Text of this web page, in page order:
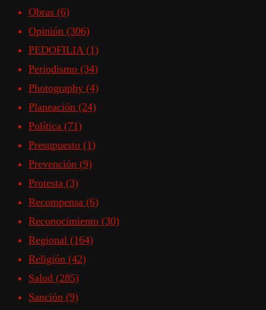
Obras (6)
Opinión (306)
PEDOFILIA (1)
Periodismo (34)
Photography (4)
Planeación (24)
Política (71)
Presupuesto (1)
Prevención (9)
Protesta (3)
Recompensa (6)
Reconocimiento (30)
Regional (164)
Religión (42)
Salud (285)
Sanción (9)